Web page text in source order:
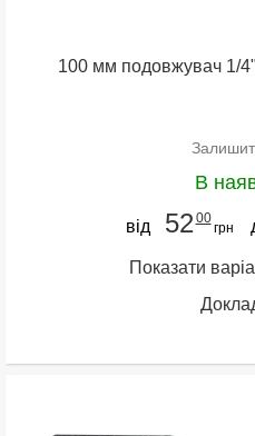
100 мм подовжувач 1/
В
від 52 00
грн
Показати